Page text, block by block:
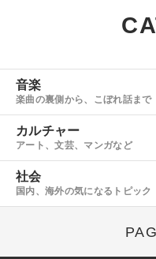
音楽
楽曲の裏側から、こぼれ話まで
カルチャー
アート、文芸、マンガなど
社会
国内、海外の気になるトピック